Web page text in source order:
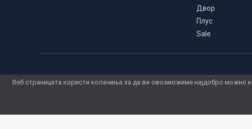
Двор
Плус
Sale
Веб страницата користи колачиња за да ви овозможиме најдобро можно